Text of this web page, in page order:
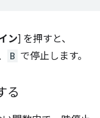
ン] を押すと、
B で停止します。
る